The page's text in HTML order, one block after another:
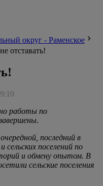
округ - Раменское
отставать!
работы по
.
последний в
сельских поселений по
и обмену опытом. В
сельские поселения